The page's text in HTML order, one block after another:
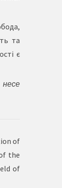
та
є
несе
of
the
of